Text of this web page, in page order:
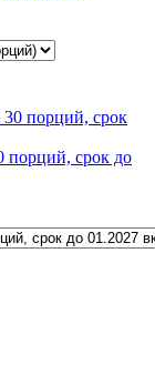
порций, срок до